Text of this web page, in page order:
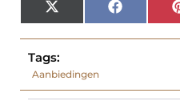
X
(Twitter)
Facebook
Tags:
Aanbiedingen